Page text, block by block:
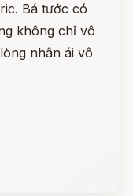
Bá tước có
không chỉ vô
nhân ái vô